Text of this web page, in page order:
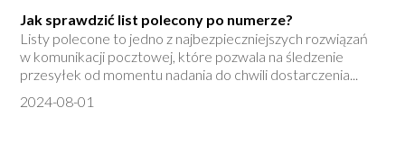
Jak sprawdzić list polecony po numerze?
Listy polecone to jedno z najbezpieczniejszych rozwiązań
w komunikacji pocztowej, które pozwala na śledzenie
przesyłek od momentu nadania do chwili dostarczenia...
2024-08-01